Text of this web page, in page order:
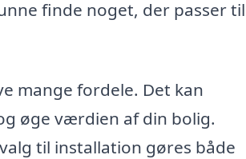
finde noget, der passer til
mange fordele. Det kan
øge værdien af din bolig.
til installation gøres både